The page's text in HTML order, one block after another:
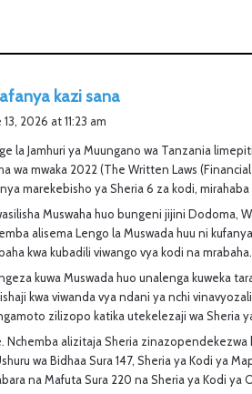
kazi sana
s
:
13, 2026 at 11:23 am
la Jamhuri ya Muungano wa Tanzania
wa mwaka 2022 (The Written Laws
marekebisho ya Sheria 6 za kodi,
Muswaha huo bungeni jijini Dodoma,
alisema Lengo la Muswada huu ni
kwa kubadili viwango vya kodi na mrabaha.
kuwa Muswada huo unalenga kuweka
kwa viwanda vya ndani ya nchi
zilizopo katika utekelezaji wa Sheria
Nchemba alizitaja Sheria zinazopendekezwa
wa Bidhaa Sura 147, Sheria ya Kodi ya
na Mafuta Sura 220 na Sheria ya Kodi ya